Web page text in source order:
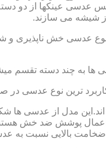
شیشه می سازند.
عدسی خش ناپذیری و
ها به چند دسته تقسم
مدل از عدسی ها
اعمال پوشش ضد خش
ضخامت بالایی نسبت